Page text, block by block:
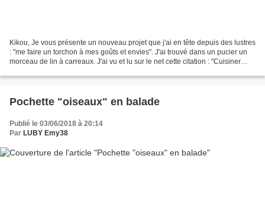
Kikou, Je vous présente un nouveau projet que j'ai en tête depuis des lustres
: "me faire un torchon à mes goûts et envies". J'ai trouvé dans un pucier un
morceau de lin à carreaux. J'ai vu et lu sur le net cette citation : "Cuisiner
Pochette "oiseaux" en balade
Publié le 03/06/2018 à 20:14
Par LUBY Emy38